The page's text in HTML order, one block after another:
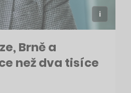
Brně a
než dva tisíce